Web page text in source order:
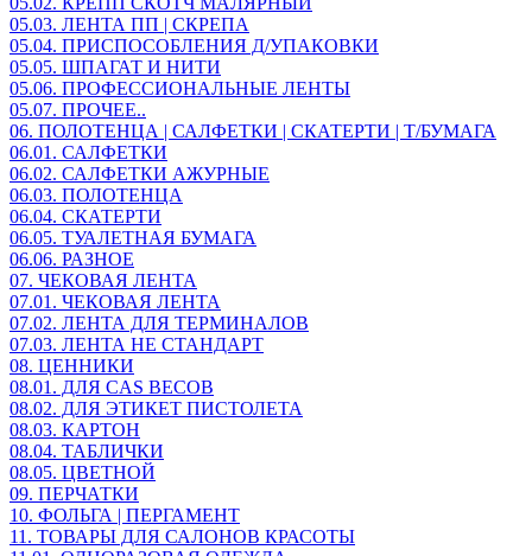
05.03. ЛЕНТА ПП | СКРЕПА
05.04. ПРИСПОСОБЛЕНИЯ Д/УПАКОВКИ
05.05. ШПАГАТ И НИТИ
05.06. ПРОФЕССИОНАЛЬНЫЕ ЛЕНТЫ
05.07. ПРОЧЕЕ..
06. ПОЛОТЕНЦА | САЛФЕТКИ | СКАТЕРТИ | Т/БУМАГА
06.01. САЛФЕТКИ
06.02. САЛФЕТКИ АЖУРНЫЕ
06.03. ПОЛОТЕНЦА
06.04. СКАТЕРТИ
06.05. ТУАЛЕТНАЯ БУМАГА
06.06. РАЗНОЕ
07. ЧЕКОВАЯ ЛЕНТА
07.01. ЧЕКОВАЯ ЛЕНТА
07.02. ЛЕНТА ДЛЯ ТЕРМИНАЛОВ
07.03. ЛЕНТА НЕ СТАНДАРТ
08. ЦЕННИКИ
08.01. ДЛЯ CAS ВЕСОВ
08.02. ДЛЯ ЭТИКЕТ ПИСТОЛЕТА
08.03. КАРТОН
08.04. ТАБЛИЧКИ
08.05. ЦВЕТНОЙ
09. ПЕРЧАТКИ
10. ФОЛЬГА | ПЕРГАМЕНТ
11. ТОВАРЫ ДЛЯ САЛОНОВ КРАСОТЫ